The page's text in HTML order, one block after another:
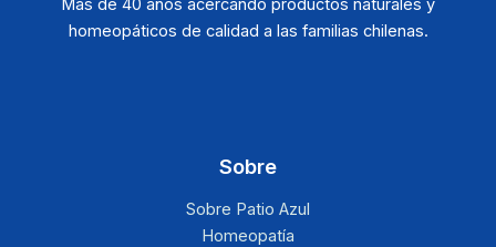
Más de 40 años acercando productos naturales y
homeopáticos de calidad a las familias chilenas.
Sobre
Sobre Patio Azul
Homeopatía